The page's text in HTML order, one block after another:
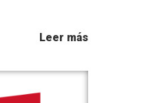
Leer más